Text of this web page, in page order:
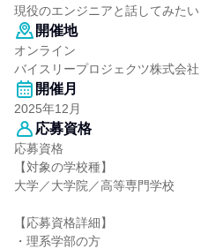
現役のエンジニアと話してみたい
開催地
オンライン
バイスリープロジェクツ株式会社
開催月
2025年12月
応募資格
応募資格
【対象の学校種】
大学／大学院／高等専門学校
【応募資格詳細】
・理系学部の方